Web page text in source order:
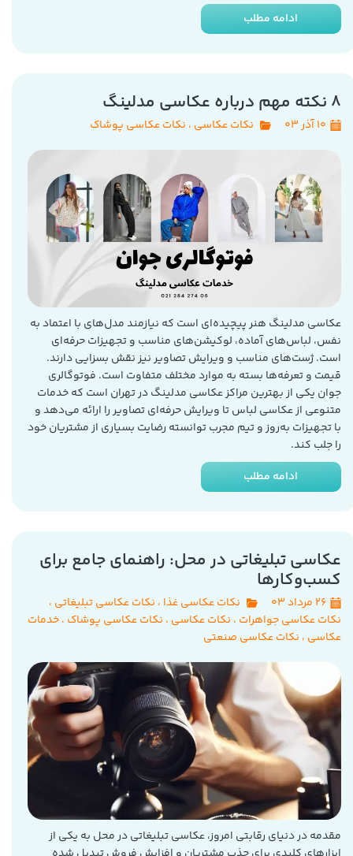
ادامه مطلب
8 نکته مهم درباره عکاسی مدلینگ
۱۰ آذر ۰۳ نکات عکاسی ، نکات عکاسی پوشاک
عکاسی مدلینگ هنر پیچیده‌ای است که نیازمند مدل‌های با اعتماد به
نفس، لباس‌های آماده، لوکیشن‌های مناسب و تجهیزات حرفه‌ای
است. ژست‌های مناسب و ویرایش تصاویر نیز نقش بسزایی دارند.
قیمت و تعرفه‌ها بسته به موارد مختلف متفاوت است. فوتوگالری
جوان یکی از بهترین مراکز عکاسی مدلینگ در تهران است که خدمات
متنوعی از عکاسی لباس تا ویرایش حرفه‌ای تصاویر را ارائه می‌دهد و
با تجهیزات به‌روز و تیم مجرب توانسته رضایت بسیاری از مشتریان خود
را جلب کند.
ادامه مطلب
عکاسی تبلیغاتی در محل: راهنمای جامع برای
کسب‌وکارها
۲۶ مرداد ۰۳ نکات عکاسی غذا ، نکات عکاسی تبلیغاتی ،
نکات عکاسی جواهرات ، نکات عکاسی ، نکات عکاسی پوشاک ،خدمات
عکاسی ، نکات عکاسی صنعتی
مقدمه در دنیای رقابتی امروز، عکاسی تبلیغاتی در محل به یکی از